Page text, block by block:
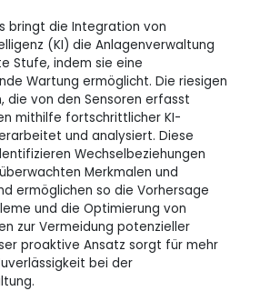
bringt die Integration von
(KI) die Anlagenverwaltung
Stufe, indem sie eine
Wartung ermöglicht. Die riesigen
die von den Sensoren erfasst
mithilfe fortschrittlicher KI-
und analysiert. Diese
Wechselbeziehungen
Merkmalen und
ermöglichen so die Vorhersage
und die Optimierung von
zur Vermeidung potenzieller
proaktive Ansatz sorgt für mehr
bei der